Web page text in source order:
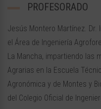
PROFESORADO
Jesús Montero Martínez. Dr.
el Área de Ingeniería
La Mancha, impartiendo las
Agrarias en la Escuela
Agronómica y de Montes y
del Colegio Oficial de